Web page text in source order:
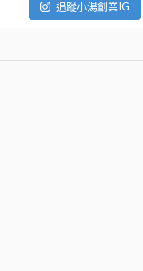
追蹤小湯創業IG